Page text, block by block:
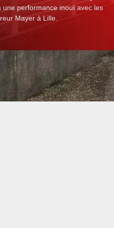
performance inouï avec les
Mayer à Lille.